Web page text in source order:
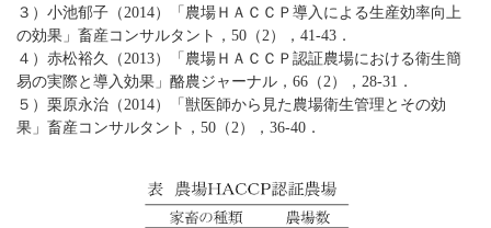
３）小池郁子（2014）「農場ＨＡＣＣＰ導入による生産効率向上
の効果」畜産コンサルタント，50（2），41-43．
４）赤松裕久（2013）「農場ＨＡＣＣＰ認証農場における衛生簡
易の実際と導入効果」酪農ジャーナル，66（2），28-31．
５）栗原永治（2014）「獣医師から見た農場衛生管理とその効
果」畜産コンサルタント，50（2），36-40．